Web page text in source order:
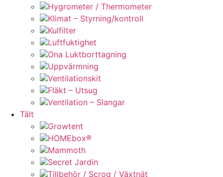
Hygrometer / Thermometer
Klimat – Styrning/kontroll
Kulfilter
Luftfuktighet
Ona Luktborttagning
Uppvärmning
Ventilationskit
Fläkt – Utsug
Ventilation – Slangar
Tält
Growtent
HOMEbox®
Mammoth
Secret Jardin
Tillbehör / Scrog / Växtnät